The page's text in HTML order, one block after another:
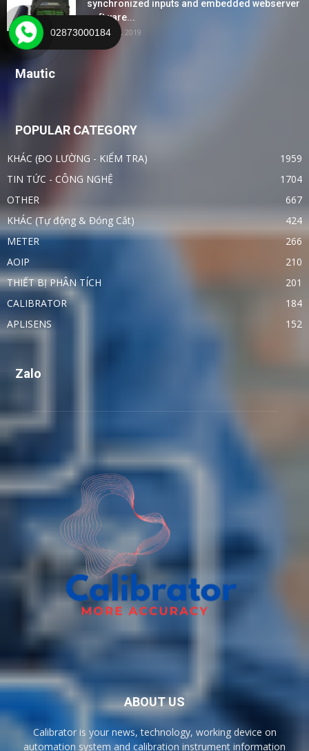
synchronized inputs and embedded webserver
software...
March 29, 2019
Mautic
POPULAR CATEGORY
KHÁC (ĐO LƯỜNG - KIỂM TRA)
1959
TIN TỨC - CÔNG NGHỆ
1704
OTHER
667
KHÁC (Tự động & Đóng Cắt)
424
METER
266
AOIP
210
THIẾT BỊ PHÂN TÍCH
201
CALIBRATOR
184
APLISENS
152
Zalo
ABOUT US
Calibrator is your news, technology, working device on
automation system and calibration instrument information
02873000184